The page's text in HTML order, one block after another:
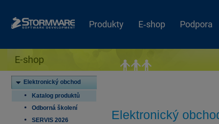
Produkty E‑shop Podpora
E-shop
Elektronický obchod
Katalog produktů
Odborná školení
SERVIS 2026
Elektronický